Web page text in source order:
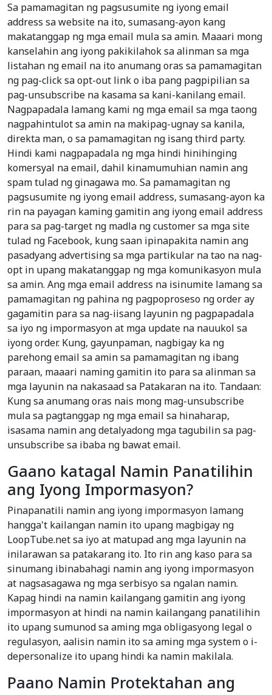
Sa pamamagitan ng pagsusumite ng iyong email
address sa website na ito, sumasang-ayon kang
makatanggap ng mga email mula sa amin. Maaari mong
kanselahin ang iyong pakikilahok sa alinman sa mga
listahan ng email na ito anumang oras sa pamamagitan
ng pag-click sa opt-out link o iba pang pagpipilian sa
pag-unsubscribe na kasama sa kani-kanilang email.
Nagpapadala lamang kami ng mga email sa mga taong
nagpahintulot sa amin na makipag-ugnay sa kanila,
direkta man, o sa pamamagitan ng isang third party.
Hindi kami nagpapadala ng mga hindi hinihinging
komersyal na email, dahil kinamumuhian namin ang
spam tulad ng ginagawa mo. Sa pamamagitan ng
pagsusumite ng iyong email address, sumasang-ayon ka
rin na payagan kaming gamitin ang iyong email address
para sa pag-target ng madla ng customer sa mga site
tulad ng Facebook, kung saan ipinapakita namin ang
pasadyang advertising sa mga partikular na tao na nag-
opt in upang makatanggap ng mga komunikasyon mula
sa amin. Ang mga email address na isinumite lamang sa
pamamagitan ng pahina ng pagpoproseso ng order ay
gagamitin para sa nag-iisang layunin ng pagpapadala
sa iyo ng impormasyon at mga update na nauukol sa
iyong order. Kung, gayunpaman, nagbigay ka ng
parehong email sa amin sa pamamagitan ng ibang
paraan, maaari naming gamitin ito para sa alinman sa
mga layunin na nakasaad sa Patakaran na ito. Tandaan:
Kung sa anumang oras nais mong mag-unsubscribe
mula sa pagtanggap ng mga email sa hinaharap,
isasama namin ang detalyadong mga tagubilin sa pag-
unsubscribe sa ibaba ng bawat email.
Gaano katagal Namin Panatilihin
ang Iyong Impormasyon?
Pinapanatili namin ang iyong impormasyon lamang
hangga't kailangan namin ito upang magbigay ng
LoopTube.net sa iyo at matupad ang mga layunin na
inilarawan sa patakarang ito. Ito rin ang kaso para sa
sinumang ibinabahagi namin ang iyong impormasyon
at nagsasagawa ng mga serbisyo sa ngalan namin.
Kapag hindi na namin kailangang gamitin ang iyong
impormasyon at hindi na namin kailangang panatilihin
ito upang sumunod sa aming mga obligasyong legal o
regulasyon, aalisin namin ito sa aming mga system o i-
depersonalize ito upang hindi ka namin makilala.
Paano Namin Protektahan ang